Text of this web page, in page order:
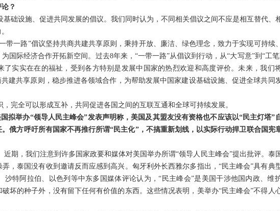
？
础设施、促进共同发展的倡议。我们同时认为，不同相关倡议之间不应是相互替代、
带一路”倡议坚持共商共建共享原则，秉持开放、廉洁、绿色理念，致力于实现可持续
国际经济合作开拓新空间。过去8年来，“一带一路”从倡议到行动，从“大写意”到“工
了实实在在的福祉，受到各方特别是发展中国家的热烈欢迎和高度评价。未来，我们
建共享原则，稳步推进各领域合作，为帮助发展中国家建设基础设施、促进全球共同
完全可以形成互补，共同促进各国之间的互联互通和全球可持续发展。
拟举办“领导人民主峰会”发表声明称，美国及其盟友没有资格也不应该以“民主灯塔”
俄方呼吁所有国家不再推行所谓“民主化”，不搞重新划线，以实际行动捍卫联合国宪
期，我们注意到许多国家政要和媒体对美国举办所谓“领导人民主峰会”提出批评。泰
，泰国没有收到邀请反而应感到高兴。匈牙利外长西雅尔多指出，“民主峰会”具有典
特阿拉伯、以色列等中东多国媒体评论认为，“民主峰会”是美国干涉他国内政、维
坏的种子外，没有留下任何有价值的东西。这些情况表明，美举办“民主峰会”不得人